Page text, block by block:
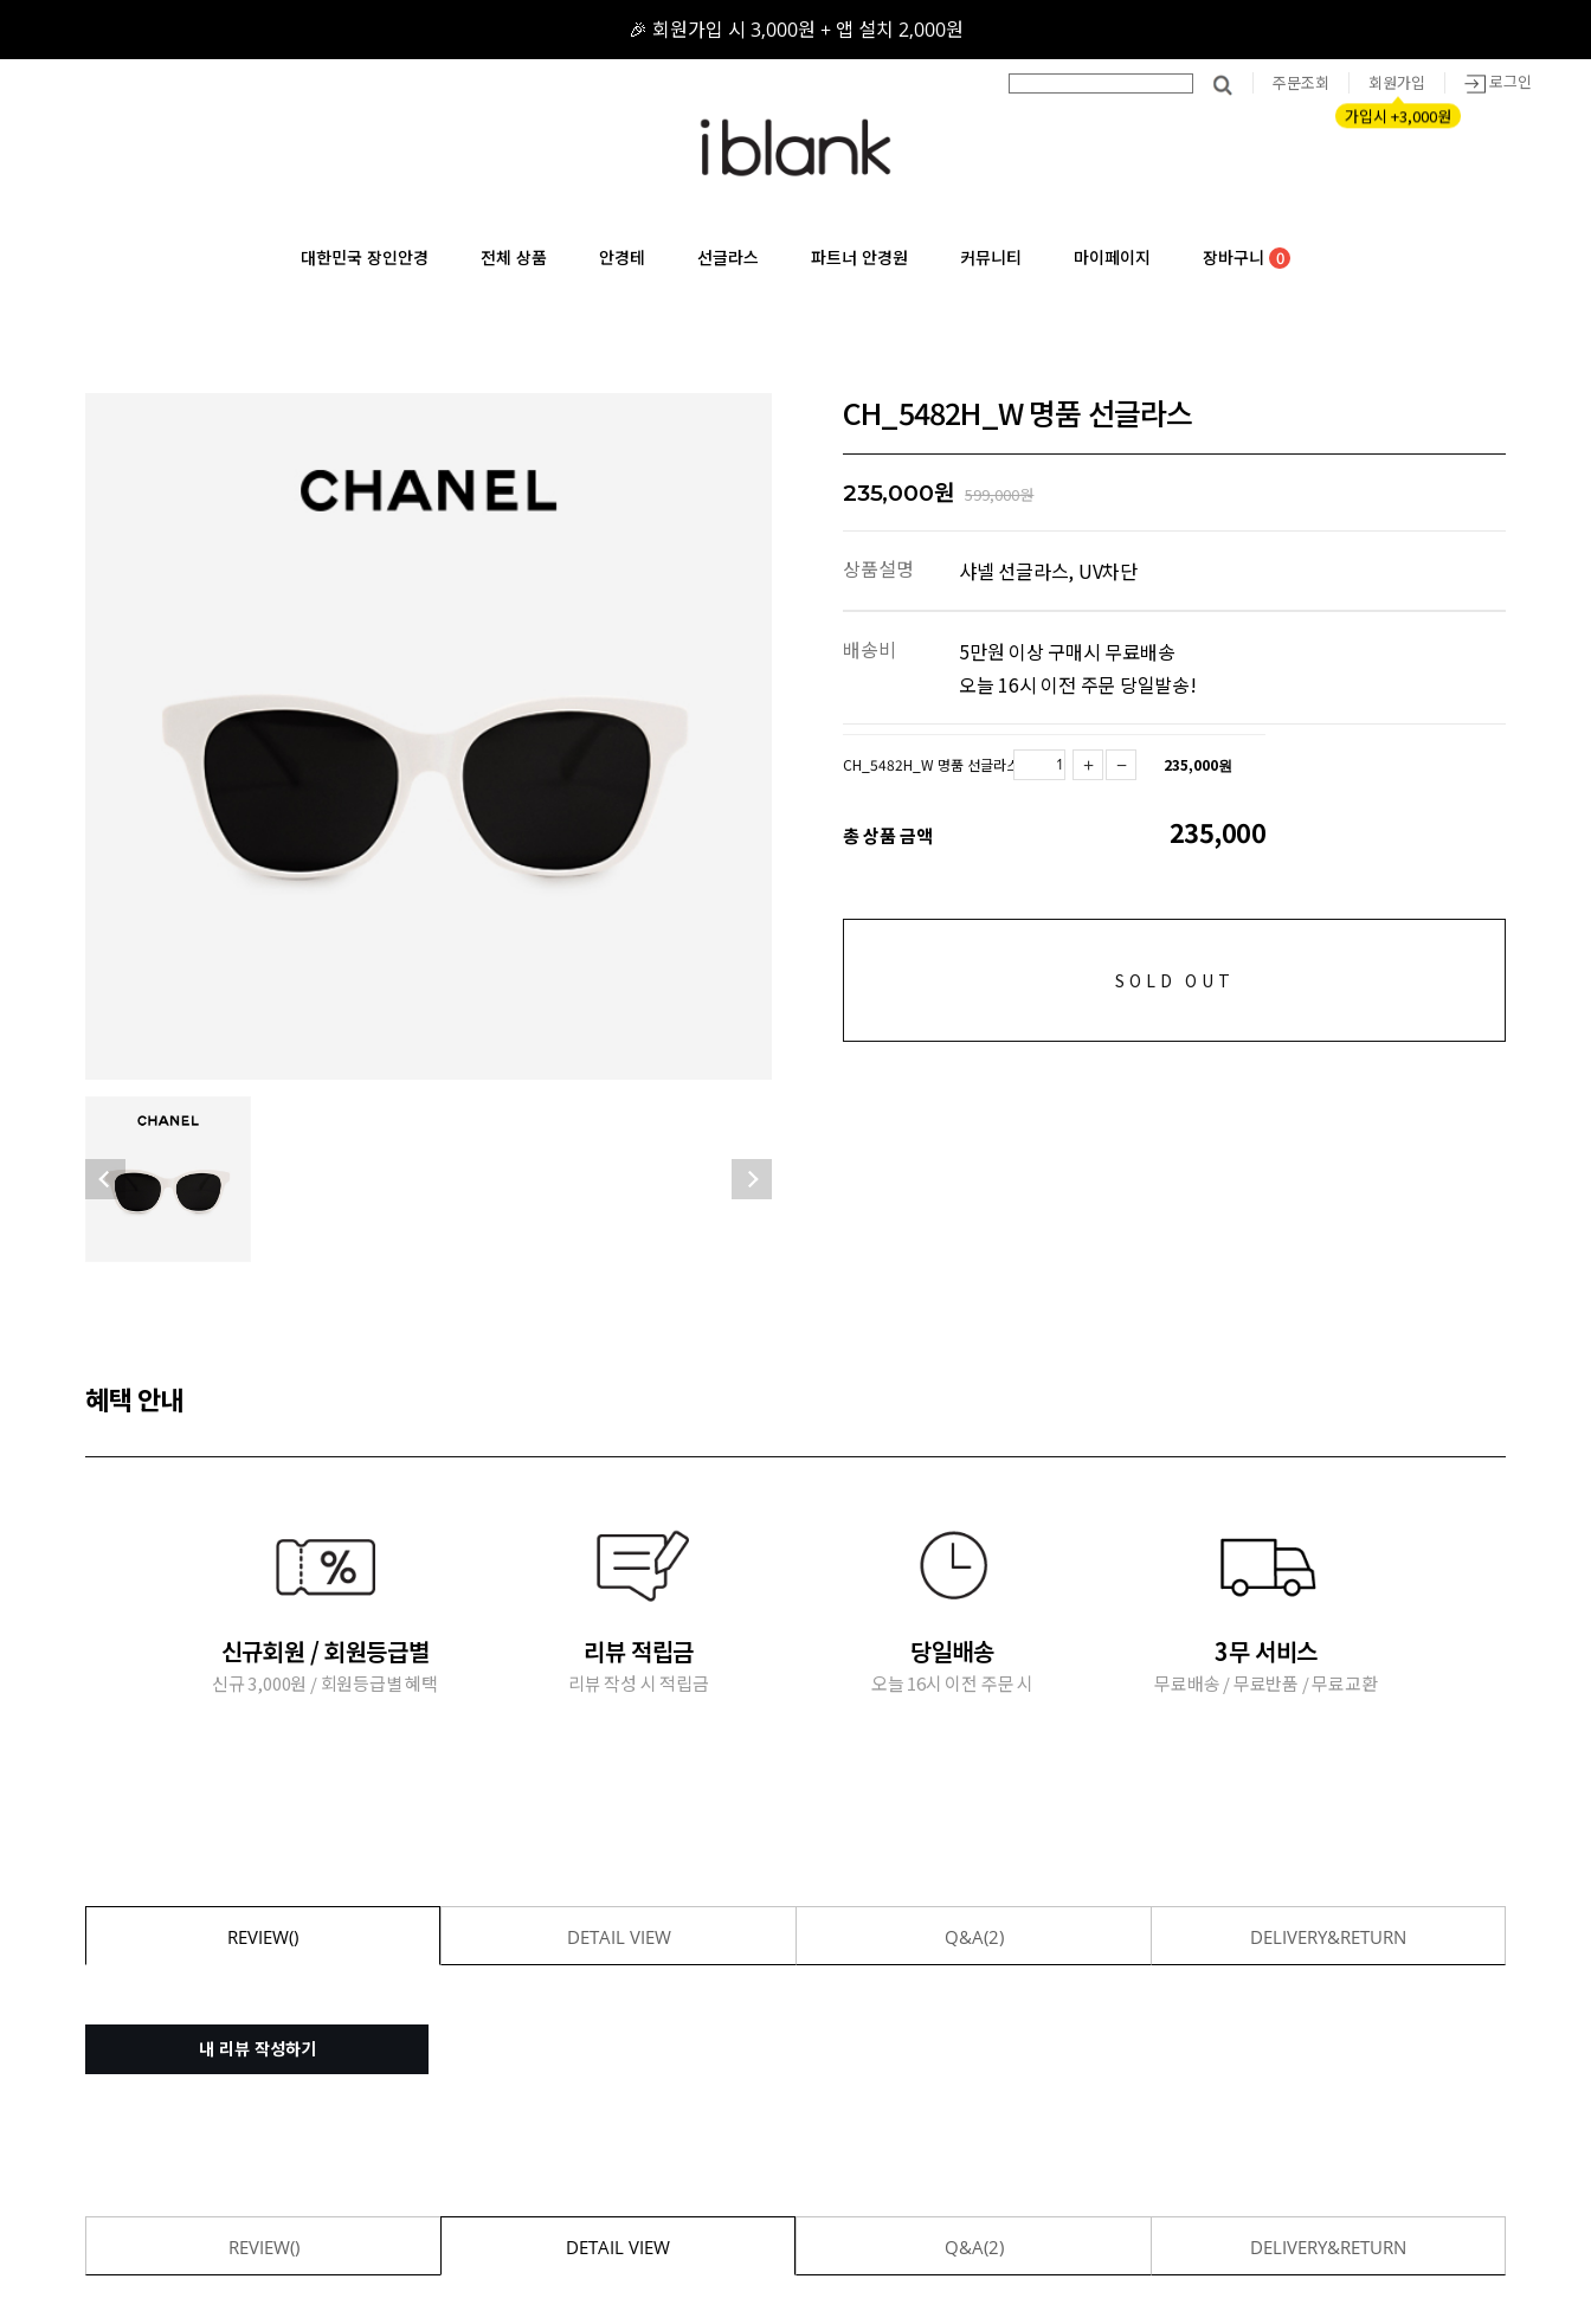
🎉 회원가입 시 3,000원 + 앱 설치 2,000원
📦 무료 배송 / 무료 반품 / 무료 교환
주문조회 회원가입
가입시 +3,000원
로그인
대한민국 장인안경 전체 상품 안경테 선글라스 파트너 안경원 커뮤니티 마이페이지 장바구니 0
CH_5482H_W 명품 선글라스
235,000원 599,000원
상품설명 샤넬 선글라스, UV차단
배송비
5만원 이상 구매시 무료배송
오늘 16시 이전 주문 당일발송!
CH_5482H_W 명품 선글라스 235,000원
총 상품 금액 235,000
SOLD OUT
혜택 안내
신규회원 / 회원등급별
신규 3,000원 / 회원등급별 혜택
리뷰 적립금
리뷰 작성 시 적립금
당일배송
오늘 16시 이전 주문 시
3무 서비스
무료배송 / 무료반품 / 무료교환
REVIEW() DETAIL VIEW Q&A(2) DELIVERY&RETURN
내 리뷰 작성하기
REVIEW() DETAIL VIEW Q&A(2) DELIVERY&RETURN